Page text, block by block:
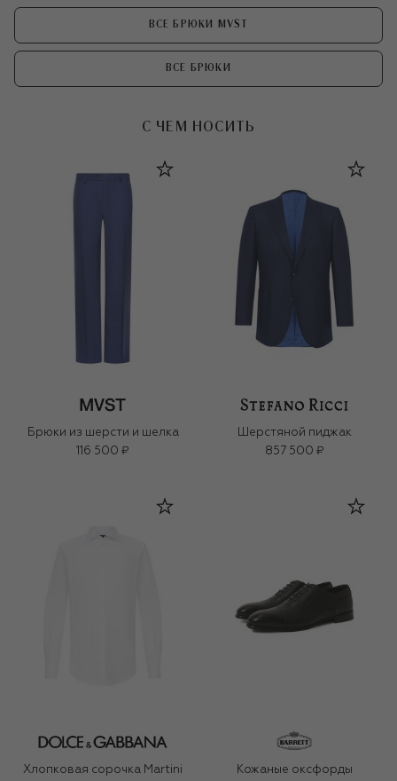
ВСЕ БРЮКИ MVST
ВСЕ БРЮКИ
С ЧЕМ НОСИТЬ
Брюки из шерсти и шелка
116 500 ₽
Шерстяной пиджак
857 500 ₽
Хлопковая сорочка Martini Кожаные оксфорды